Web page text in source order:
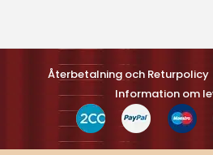
Återbetalning och Returpolicy
Information om
Turns on site high speed to be
engines.